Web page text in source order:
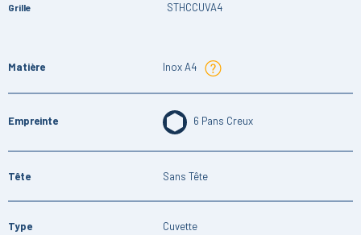
Grille STHCCUVA4
Matière Inox A4
Empreinte 6 Pans Creux
Tête Sans Tête
Type Cuvette